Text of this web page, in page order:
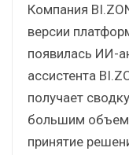
Компания
версии
появилась ИИ-
ассистента
получает
большим
принятие